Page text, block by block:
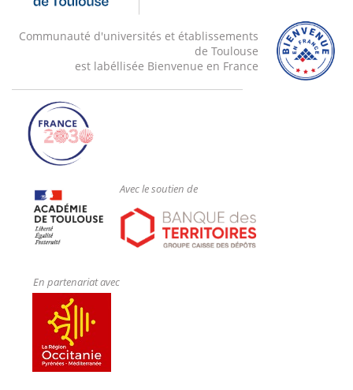
Communauté d'universités et établissements
de Toulouse
est labéllisée Bienvenue en France
Avec le soutien de
En partenariat avec